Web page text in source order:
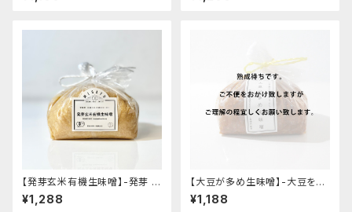
【発芽玄米有機生味噌】-発芽 有
機玄米使用・減塩白味噌タイプ-
"袋入り1kg"│オーガニック 味
¥1,288
【大豆が多め生味噌】-大豆を感
じるさっぱりとした風味-"袋入り
1kg"│オーガニック 味噌 発酵
¥1,188